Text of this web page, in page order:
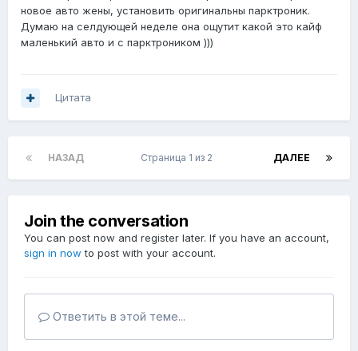
новое авто жены, установить оригинальны парктроник.
Думаю на селдующей неделе она ощутит какой это кайф
маленький авто и с парктроником )))
Цитата
НАЗАД ДАЛЕЕ
Страница 1 из 2
Join the conversation
You can post now and register later. If you have an account,
sign in now to post with your account.
Ответить в этой теме...